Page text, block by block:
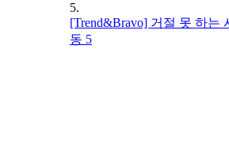
5.
[Trend&Bravo] 거절 못 하는
동 5